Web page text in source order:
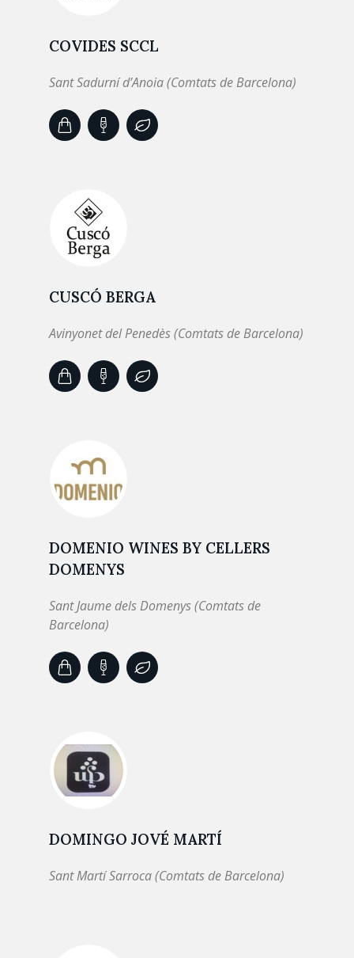
COVIDES SCCL
Sant Sadurní d’Anoia (Comtats de Barcelona)
CUSCÓ BERGA
Avinyonet del Penedès (Comtats de Barcelona)
DOMENIO WINES BY CELLERS
DOMENYS
Sant Jaume dels Domenys (Comtats de
Barcelona)
DOMINGO JOVÉ MARTÍ
Sant Martí Sarroca (Comtats de Barcelona)